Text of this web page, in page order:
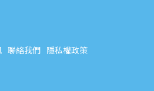
聯絡我們 隱私權政策